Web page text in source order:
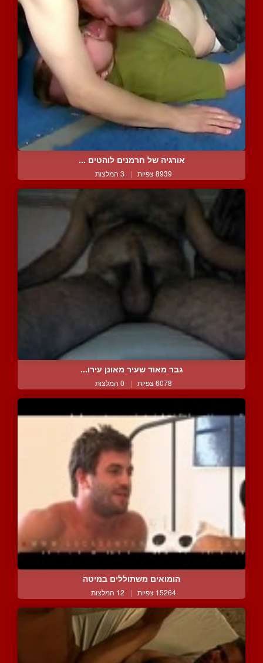
אורגיה של חרמנים לוהטים ...
8939 צפיות | 3 המלצות
גבר מאוד שעיר מאונן עירו...
6078 צפיות | 0 המלצות
הומואים משתוללים במיטה
15264 צפיות | 12 המלצות